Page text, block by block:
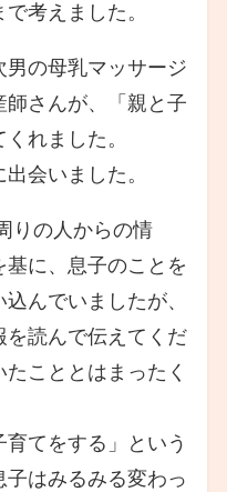
考えました。
の母乳マッサージ
さんが、「親と子
れました。
会いました。
りの人からの情
に、息子のことを
んでいましたが、
読んで伝えてくだ
こととはまったく
育てをする」という
はみるみる変わっ